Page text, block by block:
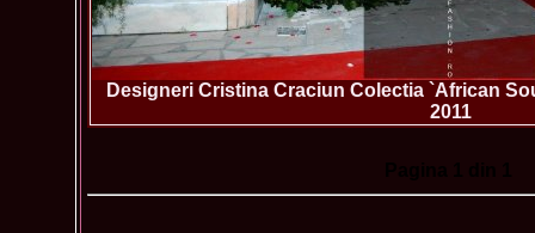
Designeri Cristina Craciun Colectia `African
2011